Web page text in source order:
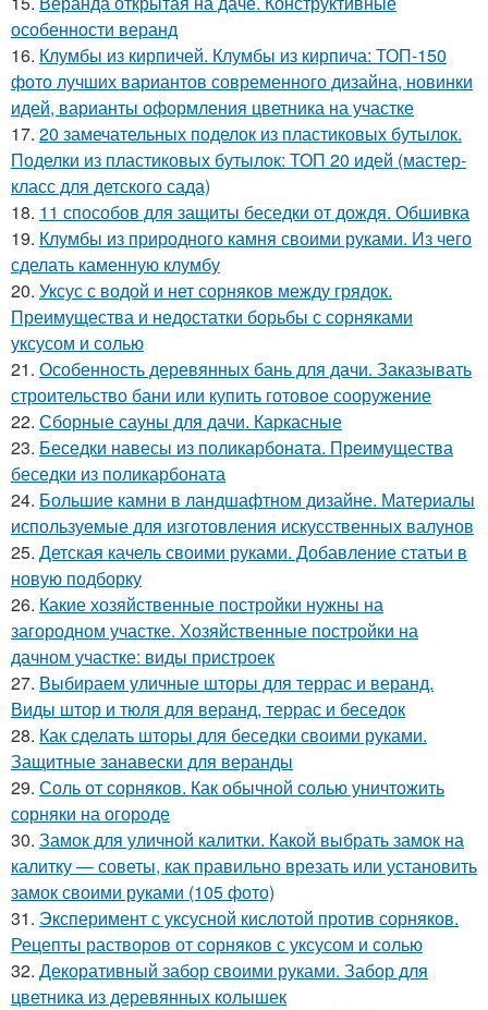
особенности веранд
16. Клумбы из кирпичей. Клумбы из кирпича: ТОП-150
фото лучших вариантов современного дизайна, новинки
идей, варианты оформления цветника на участке
17. 20 замечательных поделок из пластиковых бутылок.
Поделки из пластиковых бутылок: ТОП 20 идей (мастер-
класс для детского сада)
18. 11 способов для защиты беседки от дождя. Обшивка
19. Клумбы из природного камня своими руками. Из чего
сделать каменную клумбу
20. Уксус с водой и нет сорняков между грядок.
Преимущества и недостатки борьбы с сорняками
уксусом и солью
21. Особенность деревянных бань для дачи. Заказывать
строительство бани или купить готовое сооружение
22. Сборные сауны для дачи. Каркасные
23. Беседки навесы из поликарбоната. Преимущества
беседки из поликарбоната
24. Большие камни в ландшафтном дизайне. Материалы
используемые для изготовления искусственных валунов
25. Детская качель своими руками. Добавление статьи в
новую подборку
26. Какие хозяйственные постройки нужны на
загородном участке. Хозяйственные постройки на
дачном участке: виды пристроек
27. Выбираем уличные шторы для террас и веранд.
Виды штор и тюля для веранд, террас и беседок
28. Как сделать шторы для беседки своими руками.
Защитные занавески для веранды
29. Соль от сорняков. Как обычной солью уничтожить
сорняки на огороде
30. Замок для уличной калитки. Какой выбрать замок на
калитку — советы, как правильно врезать или установить
замок своими руками (105 фото)
31. Эксперимент с уксусной кислотой против сорняков.
Рецепты растворов от сорняков с уксусом и солью
32. Декоративный забор своими руками. Забор для
цветника из деревянных колышек